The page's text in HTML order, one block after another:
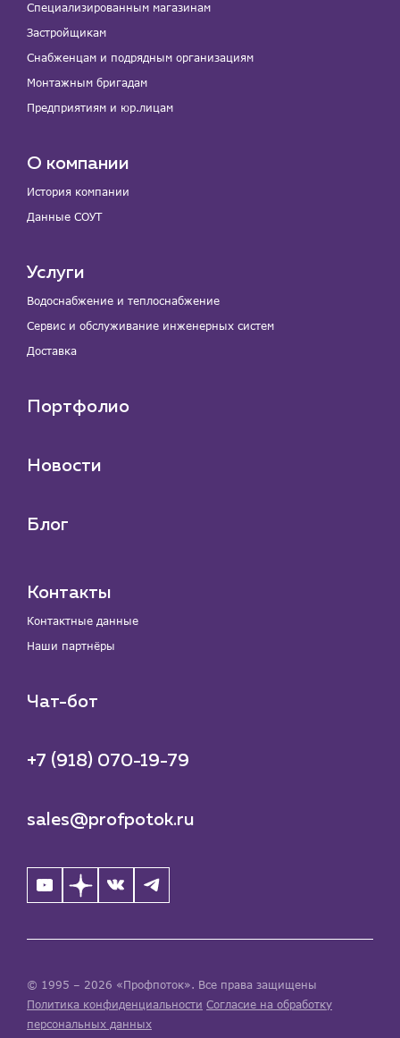
Специализированным магазинам
Застройщикам
Снабженцам и подрядным организациям
Монтажным бригадам
Предприятиям и юр.лицам
О компании
История компании
Данные СОУТ
Услуги
Водоснабжение и теплоснабжение
Сервис и обслуживание инженерных систем
Доставка
Портфолио
Новости
Блог
Контакты
Контактные данные
Наши партнёры
Чат-бот
+7 (918) 070-19-79
sales@profpotok.ru
© 1995 – 2026 «Профпоток». Все права защищены
Политика конфиденциальности Согласие на обработку
персональных данных